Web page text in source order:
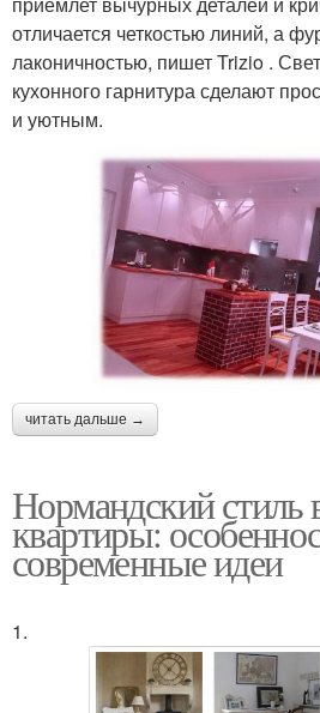
отличается четкостью линий, а
лаконичностью, пишет Trizio .
кухонного гарнитура сделают
и уютным.
читать дальше →
Нормандский стиль
квартиры:
современные идеи
1.